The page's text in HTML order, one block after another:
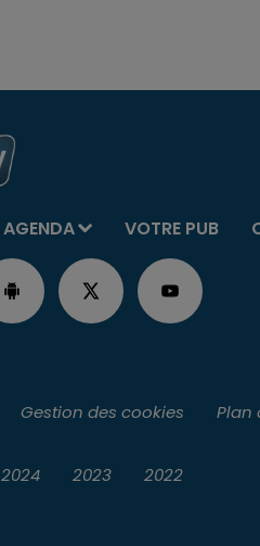
AGENDA VOTRE PUB
Gestion des cookies Plan
2024 2023 2022